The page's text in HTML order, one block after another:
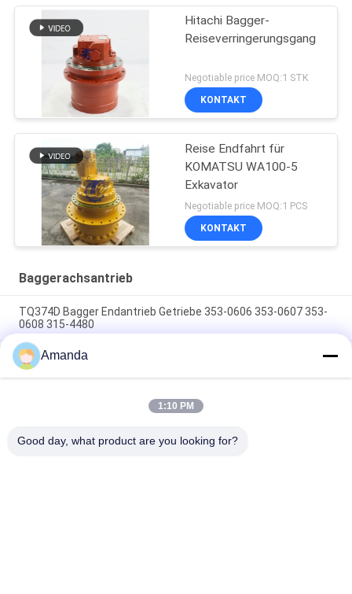
Hitachi Bagger-
Reiseverringerungsgang
Negotiable price MOQ:1 STK
KONTAKT
Reise Endfahrt für
KOMATSU WA100-5
Exkavator
Negotiable price MOQ:1 PCS
KONTAKT
Baggerachsantrieb
TQ374D Bagger Endantrieb Getriebe 353-0606 353-0607 353-
0608 315-4480
353-0528 333-3036 Bagger Endantrieb Motor Hydraulisch
geeignet TQ345D TQ349D
Der hydraulische Endantriebsmotor BMVT41 von Danfoss
kann an 5~6 Tonnen schwebende Steerlader angepasst
Amanda
1:10 PM
Good day, what product are you looking for?